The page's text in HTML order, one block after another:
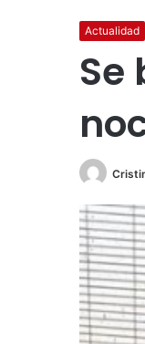
Actualidad
Se